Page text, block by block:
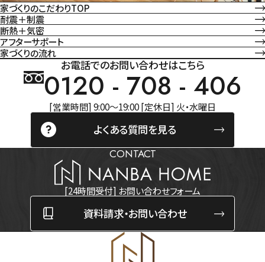
家づくりのこだわりTOP
耐震＋制震
断熱＋気密
アフターサポート
家づくりの流れ
お電話でのお問い合わせはこちら
0120 - 708 - 406
[営業時間] 9:00～19:00 [定休日] 火・水曜日
よくある質問を見る
CONTACT
[24時間受付] お問い合わせフォーム
資料請求・お問い合わせ